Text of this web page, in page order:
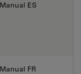
ES
FR